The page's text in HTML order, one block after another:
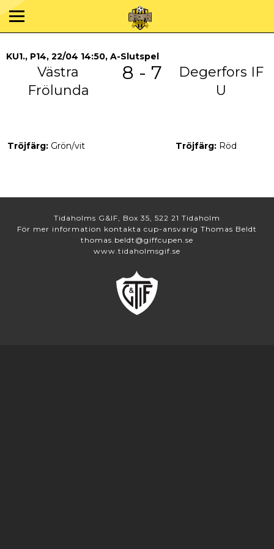
KU1., P14, 22/04 14:50, A-Slutspel
Västra
Frölunda
8 - 7
Degerfors IF
U
Tröjfärg: Grön/vit Tröjfärg: Röd
Tidaholms G&IF, Box 35, 522 21 Tidaholm
För mer information kontakta cup-ansvarig Thomas Beldt
thomas.beldt@giffcupen.se
www.tidaholmsgif.se